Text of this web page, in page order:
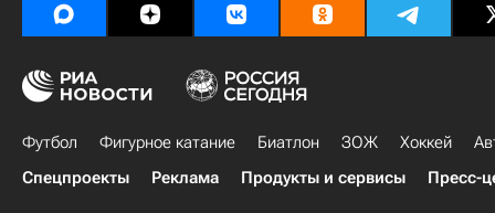
Футбол Фигурное катание Биатлон ЗОЖ Хоккей
Спецпроекты
Реклама Продукты и сервисы Пресс-